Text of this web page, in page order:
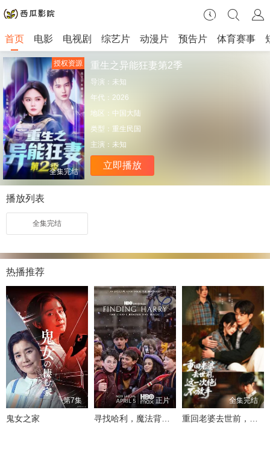
首页 电影 电视剧 综艺片 动漫片 预告片 体育赛事
全集完结
授权资源 重生之异能狂妻第2季
导演： 未知
年代： 2026
地区： 中国大陆
类型： 重生民国
主演： 未知
立即播放
播放列表
全集完结
热播推荐
第7集
鬼女之家
正片
寻找哈利，魔法背后的匠心
全集完结
重回老婆去世前，这一次绝不放手